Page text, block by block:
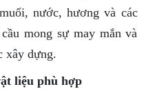
nước, hương và các
mong sự may mắn và
xây dựng.
liệu phù hợp